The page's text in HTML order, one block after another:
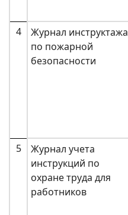
4
Журнал инструктажа
по пожарной
безопасности
5
Журнал учета
инструкций по
охране труда для
работников